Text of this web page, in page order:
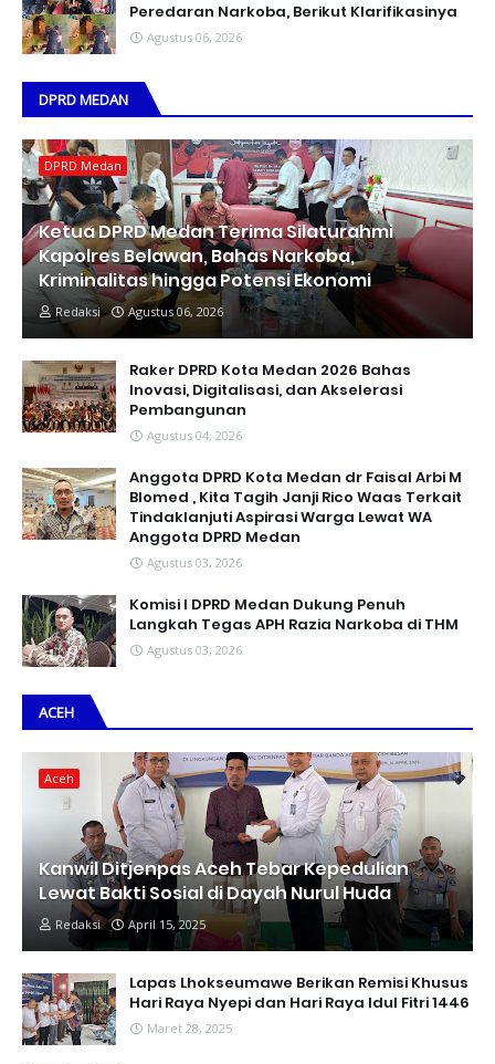
Peredaran Narkoba, Berikut Klarifikasinya
Agustus 06, 2026
DPRD MEDAN
DPRD Medan
Ketua DPRD Medan Terima Silaturahmi
Kapolres Belawan, Bahas Narkoba,
Kriminalitas hingga Potensi Ekonomi
Redaksi Agustus 06, 2026
Raker DPRD Kota Medan 2026 Bahas
Inovasi, Digitalisasi, dan Akselerasi
Pembangunan
Agustus 04, 2026
Anggota DPRD Kota Medan dr Faisal Arbi M
Blomed , Kita Tagih Janji Rico Waas Terkait
Tindaklanjuti Aspirasi Warga Lewat WA
Anggota DPRD Medan
Agustus 03, 2026
Komisi I DPRD Medan Dukung Penuh
Langkah Tegas APH Razia Narkoba di THM
Agustus 03, 2026
ACEH
Aceh
Kanwil Ditjenpas Aceh Tebar Kepedulian
Lewat Bakti Sosial di Dayah Nurul Huda
Redaksi April 15, 2025
Lapas Lhokseumawe Berikan Remisi Khusus
Hari Raya Nyepi dan Hari Raya Idul Fitri 1446
Maret 28, 2025